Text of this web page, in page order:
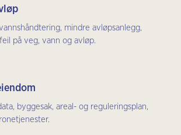
mindre avløpsanlegg,
på veg, vann og avløp.
byggesak, areal- og reguleringsplan,